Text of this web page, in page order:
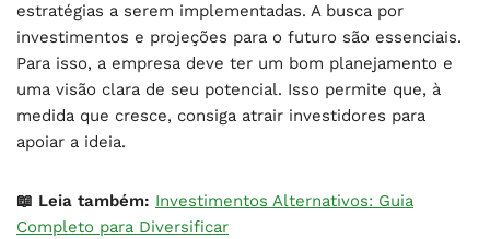
estratégias a serem implementadas. A busca por
investimentos e projeções para o futuro são essenciais.
Para isso, a empresa deve ter um bom planejamento e
uma visão clara de seu potencial. Isso permite que, à
medida que cresce, consiga atrair investidores para
apoiar a ideia.
📖 Leia também: Investimentos Alternativos: Guia
Completo para Diversificar